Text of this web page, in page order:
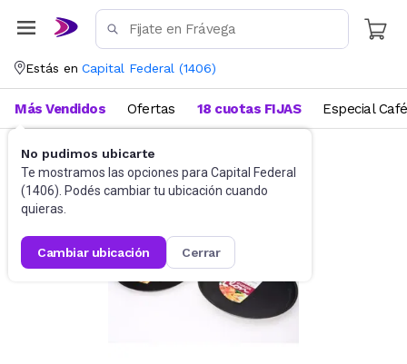
Estás en Capital Federal (1406)
No pudimos ubicarte
Te mostramos las opciones para Capital Federal
(1406). Podés cambiar tu ubicación cuando
quieras.
cambiar ubicación cerrar
Más Vendidos Ofertas 18 cuotas FIJAS Especial Café
Bazar Fuentes y recipientes